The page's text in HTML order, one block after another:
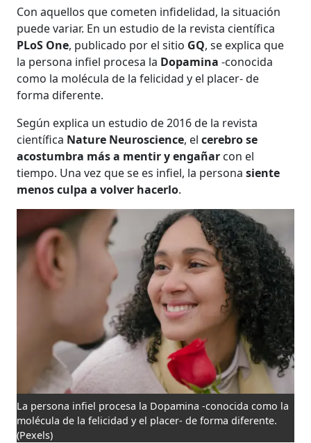
Con aquellos que cometen infidelidad, la situación
puede variar. En un estudio de la revista científica
PLoS One, publicado por el sitio GQ, se explica que
la persona infiel procesa la Dopamina -conocida
como la molécula de la felicidad y el placer- de
forma diferente.
Según explica un estudio de 2016 de la revista
científica Nature Neuroscience, elcerebro se
acostumbra más a mentir y engañar con el
tiempo. Una vez que se es infiel, la personasiente
menos culpa a volver hacerlo.
La persona infiel procesa la Dopamina -conocida como la
molécula de la felicidad y el placer- de forma diferente.
(Pexels)